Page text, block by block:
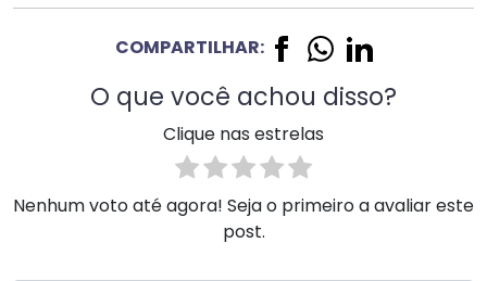
COMPARTILHAR:
O que você achou disso?
Clique nas estrelas
Nenhum voto até agora! Seja o primeiro a avaliar este
post.